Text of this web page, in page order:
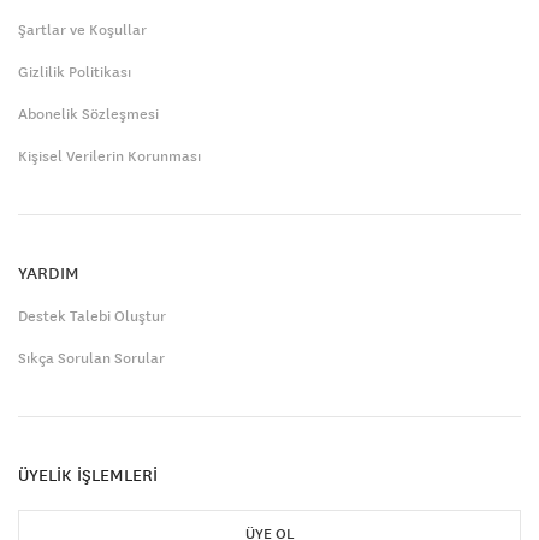
Şartlar ve Koşullar
Gizlilik Politikası
Abonelik Sözleşmesi
Kişisel Verilerin Korunması
YARDIM
Destek Talebi Oluştur
Sıkça Sorulan Sorular
ÜYELİK İŞLEMLERİ
ÜYE OL